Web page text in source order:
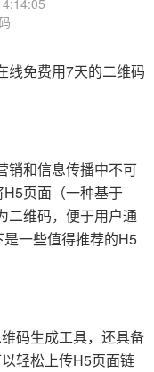
线免费用7天的二维码
销和信息传播中不可
页面（一种基于
二维码，便于用户通
一些值得推荐的H5
码生成工具，还具备
轻松上传H5页面链